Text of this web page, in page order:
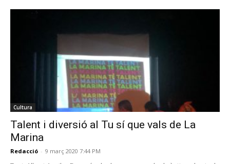
Cultura
Talent i diversió al Tu sí que vals de La
Marina
Redacció - 9 març 2020 7:44 PM